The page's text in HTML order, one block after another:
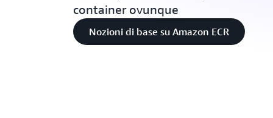
container ovunque
Nozioni di base su Amazon ECR